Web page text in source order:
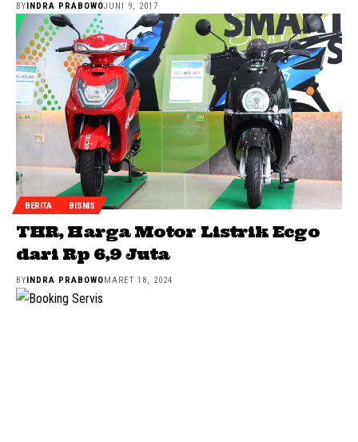
BY INDRA PRABOWOJUNI 9, 2017
BERITA BISNIS
THR, Harga Motor Listrik Ecgo
dari Rp 6,9 Juta
BY INDRA PRABOWO MARET 18, 2024